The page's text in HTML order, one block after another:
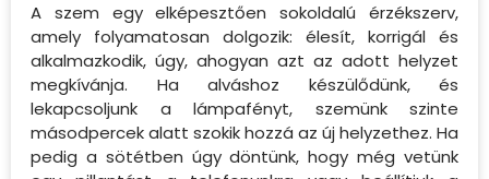
A szem egy elképesztően sokoldalú érzékszerv,
amely folyamatosan dolgozik: élesít, korrigál és
alkalmazkodik, úgy, ahogyan azt az adott helyzet
megkívánja. Ha alváshoz készülődünk, és
lekapcsoljunk a lámpafényt, szemünk szinte
másodpercek alatt szokik hozzá az új helyzethez. Ha
pedig a sötétben úgy döntünk, hogy még vetünk